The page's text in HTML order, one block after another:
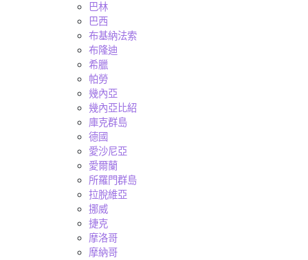
巴林
巴西
布基納法索
布隆迪
希臘
帕勞
幾內亞
幾內亞比紹
庫克群島
德國
愛沙尼亞
愛爾蘭
所羅門群島
拉脫維亞
挪威
捷克
摩洛哥
摩納哥